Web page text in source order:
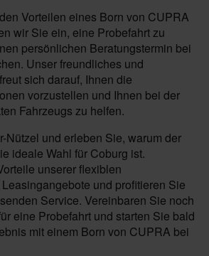
Vorteilen eines Born von CUPRA
wir Sie ein, eine Probefahrt zu
persönlichen Beratungstermin bei
Unser freundliches und
sich darauf, Ihnen die
vorzustellen und Ihnen bei der
Fahrzeugs zu helfen.
Nützel und erleben Sie, warum der
ideale Wahl für Coburg ist.
unserer flexiblen
und profitieren Sie
Service. Vereinbaren Sie noch
eine Probefahrt und starten Sie bald
mit einem Born von CUPRA bei